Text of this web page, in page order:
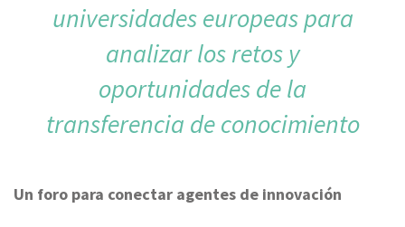
universidades europeas para
analizar los retos y
oportunidades de la
transferencia de conocimiento
Un foro para conectar agentes de innovación